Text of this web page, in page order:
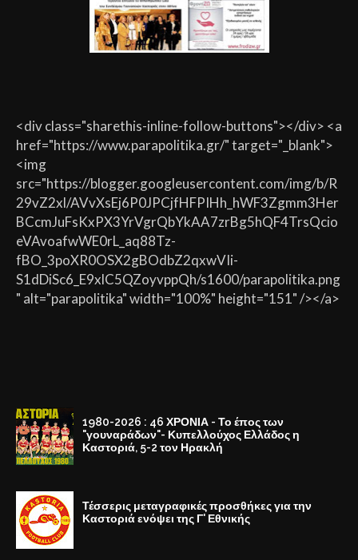
<div class="sharethis-inline-follow-buttons"></div> <a
href="https://www.parapolitika.gr/" target="_blank">
<img
src="https://blogger.googleusercontent.com/img/b/R
29vZ2xl/AVvXsEj6P0JPCjfHFPIHh_hWF3Zgmm3Her
BCcmJuFsKxPX3YrVgrQbYkAA7zrBg5hQF4TrsQcio
eVAvoafwWE0rL_aq88Tz-
fBO_3poXR0OSX2gBOdbZ2qxwVIi-
S1dDiSc6_E9xlC5QZoyvppQh/s1600/parapolitika.png
" alt="parapolitika" width="100%" height="151" /></a>
1980-2026 : 46 ΧΡΟΝΙΑ - Το έπος των
"γουναράδων"- Κυπελλούχος Ελλάδος η
Καστοριά, 5-2 τον Ηρακλή
Τέσσερις μεταγραφικές προσθήκες για την
Καστοριά ενόψει της Γ' Εθνικής